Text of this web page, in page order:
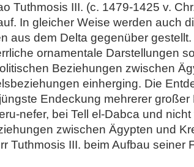
Tuthmosis III. (c. 1479-1425 v.
In gleicher Weise werden auch
aus dem Delta gegenüber
ornamentale Darstellungen
Beziehungen zwischen
einherging. Die
Endeckung mehrerer
nefer, bei Tell el-Dabca und
zwischen Ägypten und
Tuthmosis III. beim Aufbau seiner